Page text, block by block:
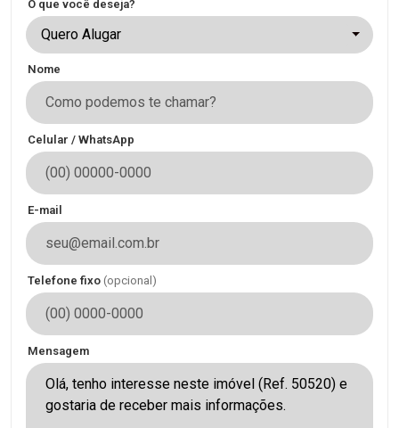
O que você deseja?
Quero Alugar
Nome
Celular / WhatsApp
E-mail
Telefone fixo (opcional)
Mensagem